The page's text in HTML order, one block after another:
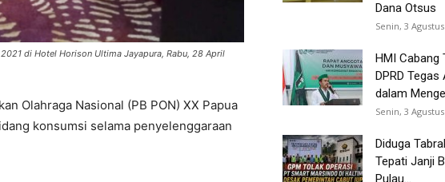
2021 di Hotel Horison Ultima Jayapura, Rabu, 28 April
Olahraga Nasional (PB PON) XX Papua
konsumsi selama penyelenggaraan
Dana Otsus
Senin, 3
HMI Cabang
DPRD
dalam
Senin, 3
Diduga
Tepati Janji
Pulau...